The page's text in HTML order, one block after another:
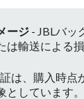
ージ - JBLバッ
輸送による
は、購入時
としています